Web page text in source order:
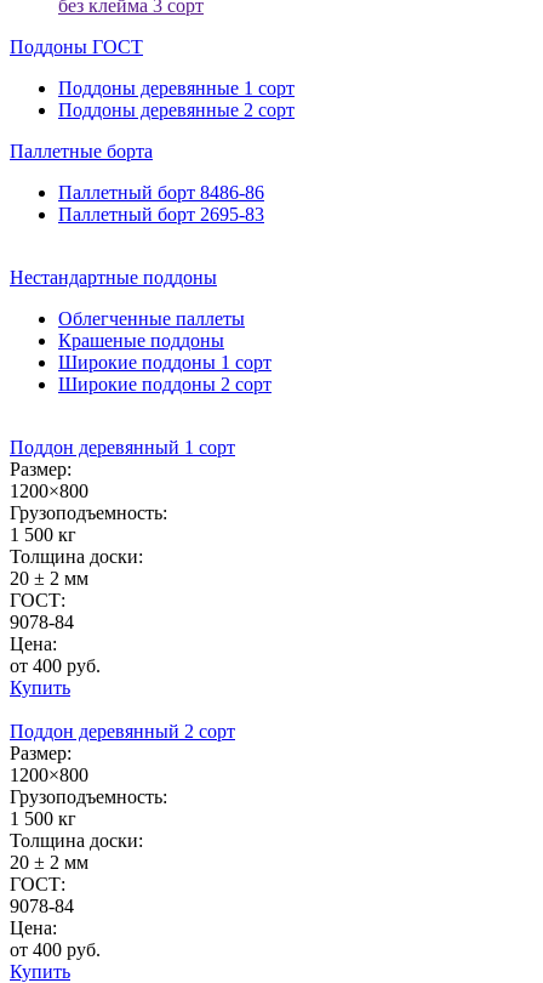
без клейма 3 сорт
Поддоны ГОСТ
Поддоны деревянные 1 сорт
Поддоны деревянные 2 сорт
Паллетные борта
Паллетный борт 8486-86
Паллетный борт 2695-83
Нестандартные поддоны
Облегченные паллеты
Крашеные поддоны
Широкие поддоны 1 сорт
Широкие поддоны 2 сорт
Поддон деревянный 1 сорт
Размер:
1200×800
Грузоподъемность:
1 500 кг
Толщина доски:
20 ± 2 мм
ГОСТ:
9078-84
Цена:
от 400 руб.
Купить
Поддон деревянный 2 сорт
Размер:
1200×800
Грузоподъемность:
1 500 кг
Толщина доски:
20 ± 2 мм
ГОСТ:
9078-84
Цена:
от 400 руб.
Купить